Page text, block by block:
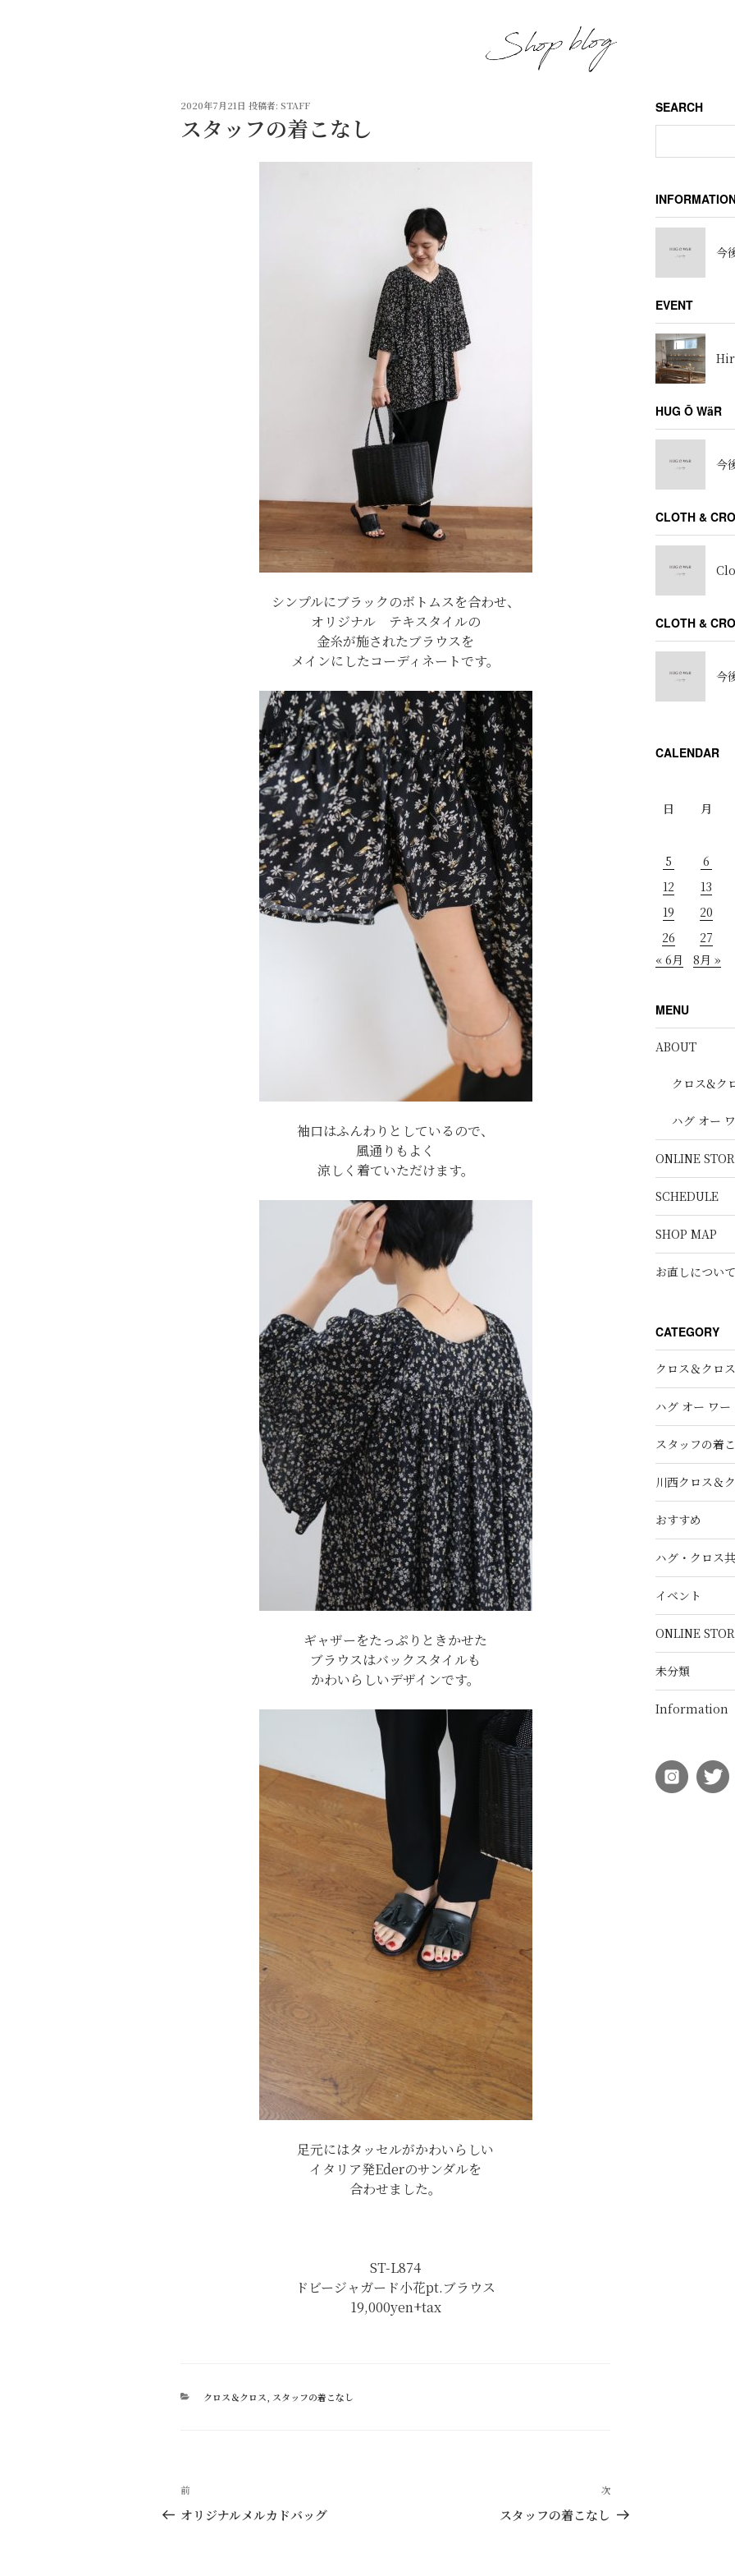
投
日:
2020年7月21日 投稿者: STAFF
スタッフの着こなし
シンプルにブラックのボトムスを合わせ、
オリジナル テキスタイルの
金糸が施されたブラウスを
メインにしたコーディネートです。
袖口はふんわりとしているので、
風通りもよく
涼しく着ていただけます。
ギャザーをたっぷりときかせた
ブラウスはバックスタイルも
かわいらしいデザインです。
足元にはタッセルがかわいらしい
イタリア発Ederのサンダルを
合わせました。
ST-L874
ドビージャガード小花pt.ブラウス
19,000yen+tax
カ
クロス＆クロス スタッフの着こなし
投
稿
過
去
前
オリジナルメルカドバッグ
次
の
次
スタッフの着こなし
SEARCH
今
EVENT
HUG Ō WäR
今
CLOTH &
CLOTH &
今
CALENDAR
日
月
5
6
12
13
19
20
26
27
« 6月
8月 »
MENU
ABOUT
クロス&ク
ハグ オー
ONLINE
SCHEDULE
SHOP MAP
お直しについて
CATEGORY
クロス＆クロス
ハグ オー ワー
スタッフの着
川西クロス＆
おすすめ
ハグ・クロス
イベント
ONLINE
未分類
Information